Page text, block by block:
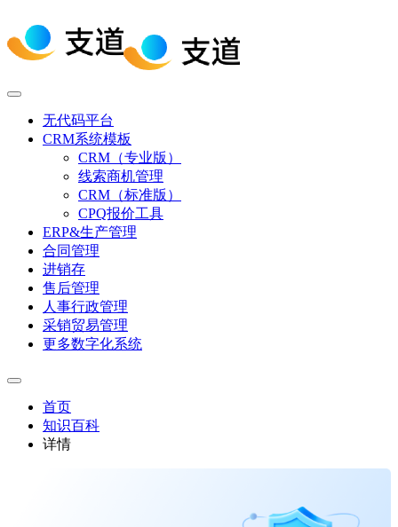
无代码平台
CRM系统模板
CRM（专业版）
线索商机管理
CRM（标准版）
CPQ报价工具
ERP&生产管理
合同管理
进销存
售后管理
人事行政管理
采销贸易管理
更多数字化系统
首页
知识百科
详情